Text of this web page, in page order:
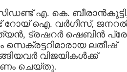
എ. കെ.
ഐ. വർഗീസ്,
ട്രഷറർ ഷെബിൻ
സെക്രട്ടറിമാരായ ലതീഷ്
വിജയികൾക്ക്
ചെയ്തു.